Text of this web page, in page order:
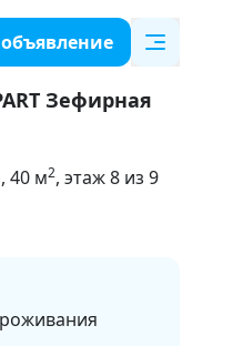
Зефирная
, 40 м2, этаж 8 из 9